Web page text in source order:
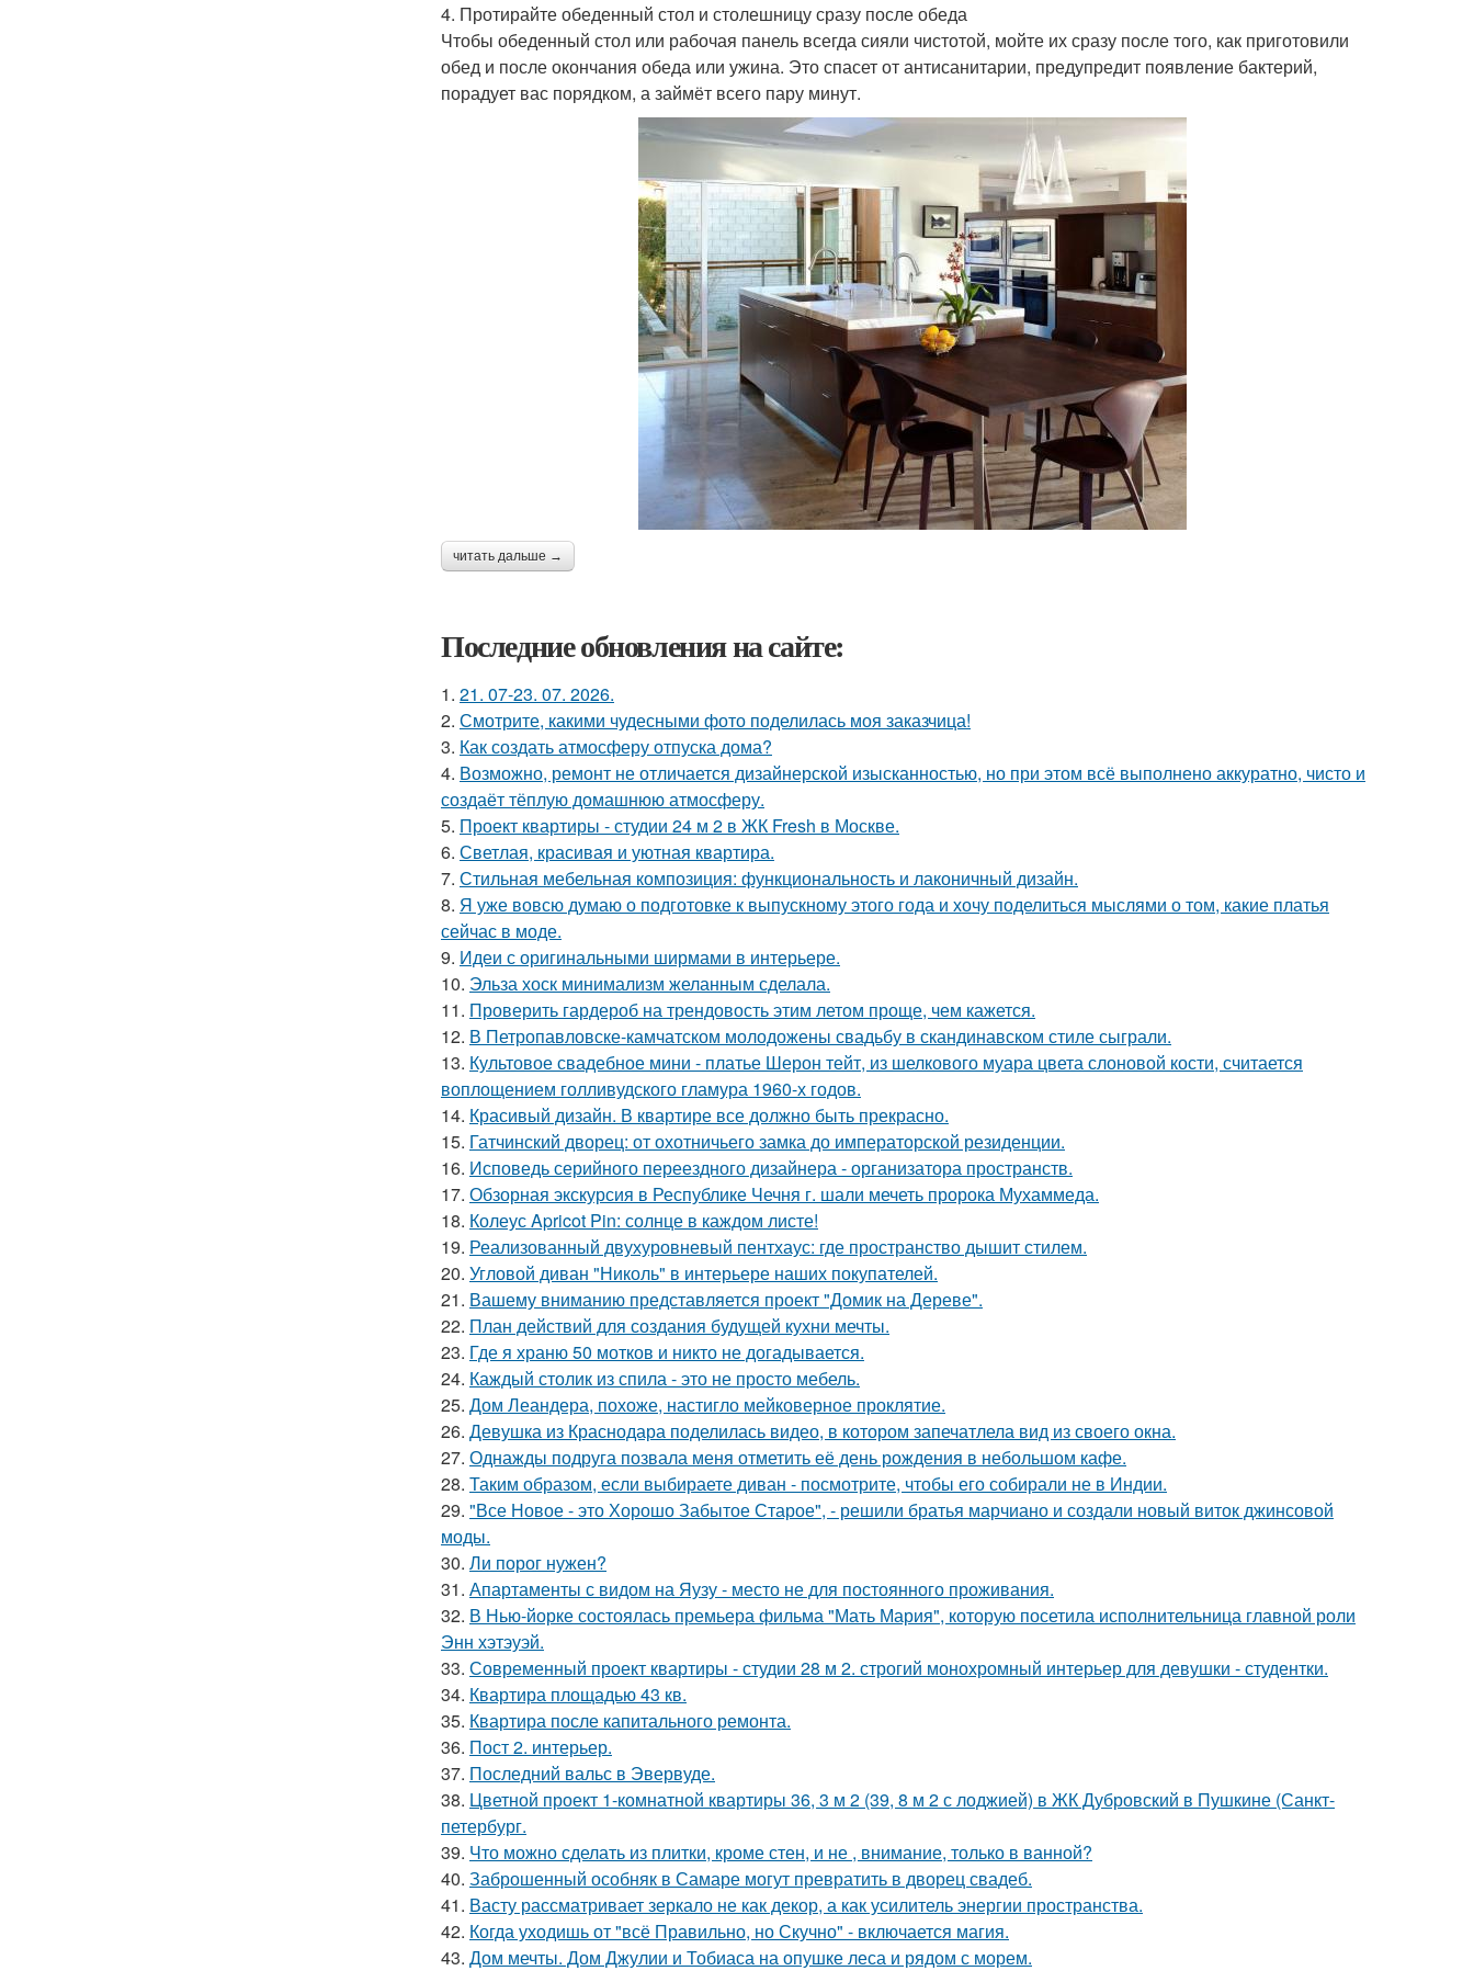
4. Протирайте обеденный стол и столешницу сразу после обеда
Чтобы обеденный стол или рабочая панель всегда сияли чистотой, мойте их сразу после того, как приготовили
обед и после окончания обеда или ужина. Это спасет от антисанитарии, предупредит появление бактерий,
порадует вас порядком, а займёт всего пару минут.
читать дальше →
Последние обновления на сайте:
1. 21. 07-23. 07. 2026.
2. Смотрите, какими чудесными фото поделилась моя заказчица!
3. Как создать атмосферу отпуска дома?
4. Возможно, ремонт не отличается дизайнерской изысканностью, но при этом всё выполнено аккуратно, чисто и
создаёт тёплую домашнюю атмосферу.
5. Проект квартиры - студии 24 м 2 в ЖК Fresh в Москве.
6. Светлая, красивая и уютная квартира.
7. Стильная мебельная композиция: функциональность и лаконичный дизайн.
8. Я уже вовсю думаю о подготовке к выпускному этого года и хочу поделиться мыслями о том, какие платья
сейчас в моде.
9. Идеи с оригинальными ширмами в интерьере.
10. Эльза хоск минимализм желанным сделала.
11. Проверить гардероб на трендовость этим летом проще, чем кажется.
12. В Петропавловске-камчатском молодожены свадьбу в скандинавском стиле сыграли.
13. Культовое свадебное мини - платье Шерон тейт, из шелкового муара цвета слоновой кости, считается
воплощением голливудского гламура 1960-х годов.
14. Красивый дизайн. В квартире все должно быть прекрасно.
15. Гатчинский дворец: от охотничьего замка до императорской резиденции.
16. Исповедь серийного переездного дизайнера - организатора пространств.
17. Обзорная экскурсия в Республике Чечня г. шали мечеть пророка Мухаммеда.
18. Колеус Apricot Pin: солнце в каждом листе!
19. Реализованный двухуровневый пентхаус: где пространство дышит стилем.
20. Угловой диван "Николь" в интерьере наших покупателей.
21. Вашему вниманию представляется проект "Домик на Дереве".
22. План действий для создания будущей кухни мечты.
23. Где я храню 50 мотков и никто не догадывается.
24. Каждый столик из спила - это не просто мебель.
25. Дом Леандера, похоже, настигло мейковерное проклятие.
26. Девушка из Краснодара поделилась видео, в котором запечатлела вид из своего окна.
27. Однажды подруга позвала меня отметить её день рождения в небольшом кафе.
28. Таким образом, если выбираете диван - посмотрите, чтобы его собирали не в Индии.
29. "Все Новое - это Хорошо Забытое Старое", - решили братья марчиано и создали новый виток джинсовой
моды.
30. Ли порог нужен?
31. Апартаменты с видом на Яузу - место не для постоянного проживания.
32. В Нью-йорке состоялась премьера фильма "Мать Мария", которую посетила исполнительница главной роли
Энн хэтэуэй.
33. Современный проект квартиры - студии 28 м 2. строгий монохромный интерьер для девушки - студентки.
34. Квартира площадью 43 кв.
35. Квартира после капитального ремонта.
36. Пост 2. интерьер.
37. Последний вальс в Эвервуде.
38. Цветной проект 1-комнатной квартиры 36, 3 м 2 (39, 8 м 2 с лоджией) в ЖК Дубровский в Пушкине (Санкт-
петербург.
39. Что можно сделать из плитки, кроме стен, и не , внимание, только в ванной?
40. Заброшенный особняк в Самаре могут превратить в дворец свадеб.
41. Васту рассматривает зеркало не как декор, а как усилитель энергии пространства.
42. Когда уходишь от "всё Правильно, но Скучно" - включается магия.
43. Дом мечты. Дом Джулии и Тобиаса на опушке леса и рядом с морем.